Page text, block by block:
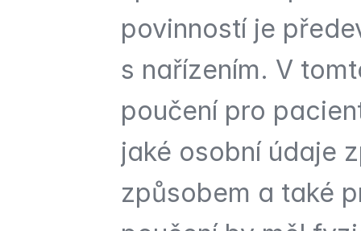
povinností je
s nařízením. V
poučení pro
jaké osobní údaje
způsobem a také